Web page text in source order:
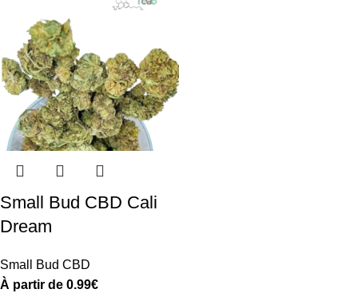
Small Bud CBD Cali
Dream
Small Bud CBD
À partir de 0.99€